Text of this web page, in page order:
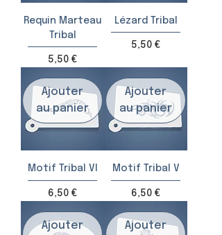
Requin Marteau
Tribal
Prix
5,50 €
Lézard Tribal
Prix
5,50 €
Ajouter
au panier
Motif Tribal VI
Prix
6,50 €
Ajouter
au panier
Motif Tribal V
Prix
6,50 €
Ajouter
Ajouter